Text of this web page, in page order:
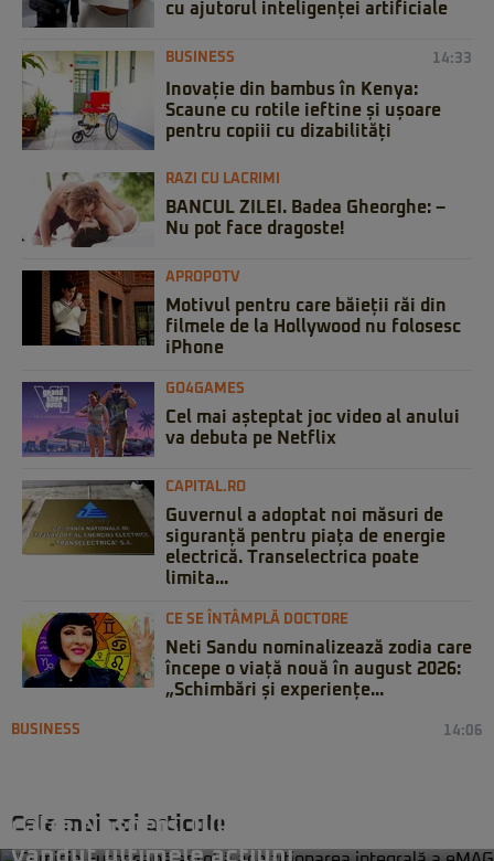
cu ajutorul inteligenței artificiale
BUSINESS 14:33
Inovație din bambus în Kenya:
Scaune cu rotile ieftine și ușoare
pentru copiii cu dizabilități
RAZI CU LACRIMI
BANCUL ZILEI. Badea Gheorghe: –
Nu pot face dragoste!
APROPOTV
Motivul pentru care băieții răi din
filmele de la Hollywood nu folosesc
iPhone
GO4GAMES
Cel mai așteptat joc video al anului
va debuta pe Netflix
CAPITAL.RO
Guvernul a adoptat noi măsuri de
siguranță pentru piața de energie
electrică. Transelectrica poate
limita...
CE SE ÎNTÂMPLĂ DOCTORE
Neti Sandu nominalizează zodia care
începe o viață nouă în august 2026:
„Schimbări și experiențe...
Cele mai noi articole
BUSINESS 14:06
către Naspers. Iulian Stanciu și-a